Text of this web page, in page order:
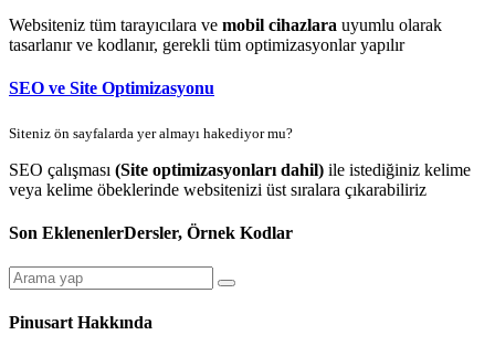
Websiteniz tüm tarayıcılara ve mobil cihazlara uyumlu olarak
tasarlanır ve kodlanır, gerekli tüm optimizasyonlar yapılır
SEO ve Site Optimizasyonu
Siteniz ön sayfalarda yer almayı hakediyor mu?
SEO çalışması (Site optimizasyonları dahil) ile istediğiniz kelime
veya kelime öbeklerinde websitenizi üst sıralara çıkarabiliriz
Son EklenenlerDersler, Örnek Kodlar
Pinusart Hakkında